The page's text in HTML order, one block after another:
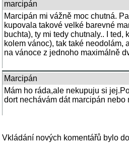
marcipán
Marcipán mi vážně moc chutná.
kupovala takové velké barevné
buchta), ty mi tedy chutnaly.. I
kolem vánoc), tak také neodolám,
na vánoce z jednoho maximálně
Marcipán
Mám ho ráda,ale nekupuju si
dort nechávám dát marcipán nebo
Vkládání nových komentářů bylo